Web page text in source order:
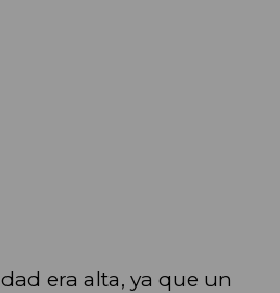
era alta, ya que un